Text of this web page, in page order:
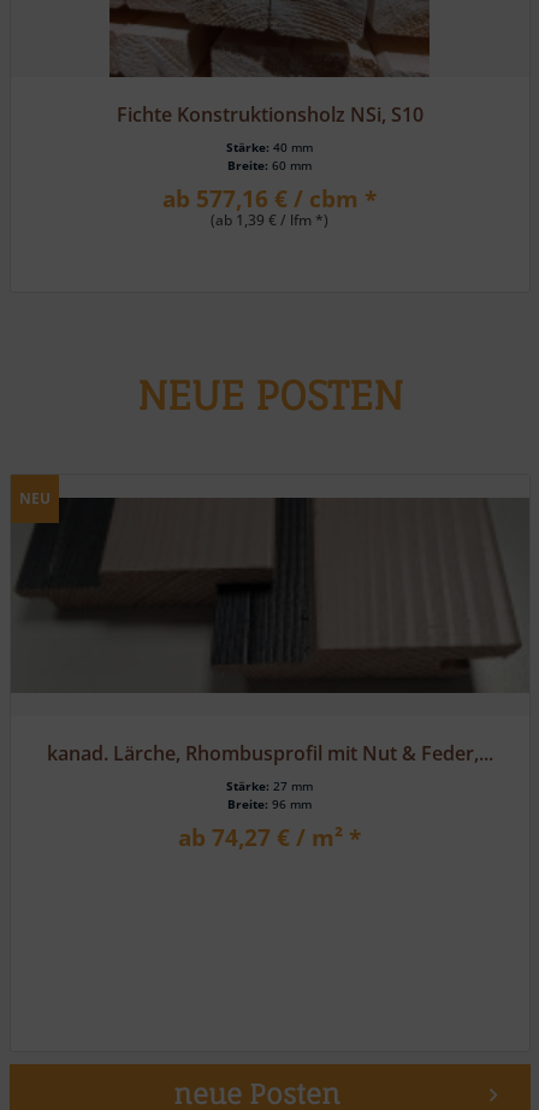
Lärche, HS 162 eins. Rundkantenpr./eins. Fasebrett
Stärke: 19 mm
Breite: 116 mm
ab 23,80 € / m² *
NEU
kanad. Lärche, Rhombusprofil mit Nut & Feder,...
Stärke: 27 mm
Breite: 96 mm
ab 74,27 € / m² *
neue Posten
NEUE POSTEN